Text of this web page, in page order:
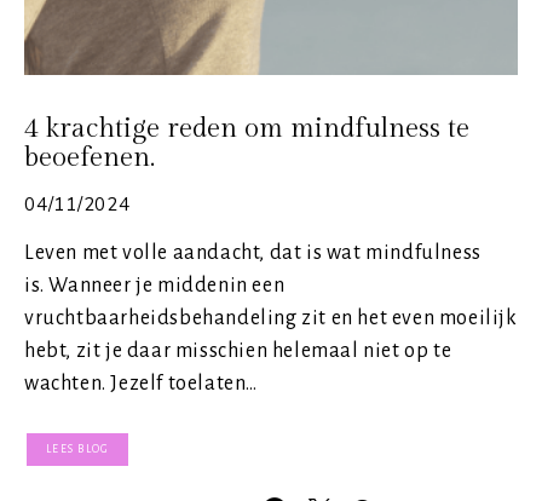
4 krachtige reden om mindfulness te
beoefenen.
04/11/2024
Leven met volle aandacht, dat is wat mindfulness
is. Wanneer je middenin een
vruchtbaarheidsbehandeling zit en het even moeilijk
hebt, zit je daar misschien helemaal niet op te
wachten. Jezelf toelaten…
LEES BLOG